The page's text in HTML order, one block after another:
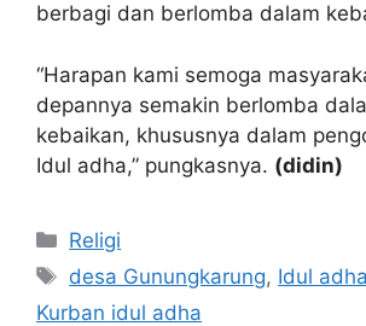
berbagi dan berlomba dalam
“Harapan kami semoga
depannya semakin berlomba
kebaikan, khususnya dalam
Idul adha,” pungkasnya. (didin)
Kategori
Religi
Tag
desa Gunungkarung, Idul
Kurban idul adha